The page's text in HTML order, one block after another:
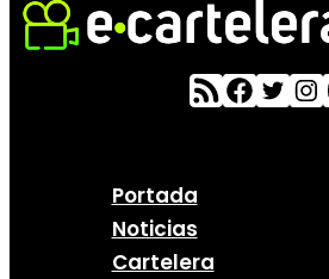
Portada
Noticias
Cartelera